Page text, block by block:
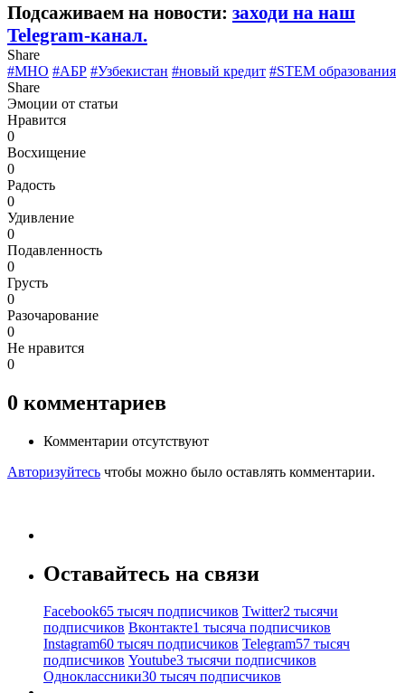
Подсаживаем на новости: заходи на наш
Telegram-канал.
Share
#МНО #АБР #Узбекистан #новый кредит #STEM образования
Share
Эмоции от статьи
Нравится
0
Восхищение
0
Радость
0
Удивление
0
Подавленность
0
Грусть
0
Разочарование
0
Не нравится
0
0 комментариев
Комментарии отсутствуют
Авторизуйтесь чтобы можно было оставлять комментарии.
Оставайтесь на связи
Facebook65 тысяч подписчиков Twitter2 тысячи
подписчиков Вконтакте1 тысяча подписчиков
Instagram60 тысяч подписчиков Telegram57 тысяч
подписчиков Youtube3 тысячи подписчиков
Одноклассники30 тысяч подписчиков